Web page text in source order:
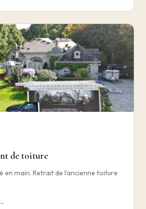
de toiture
en main. Retrait de l'ancienne toiture